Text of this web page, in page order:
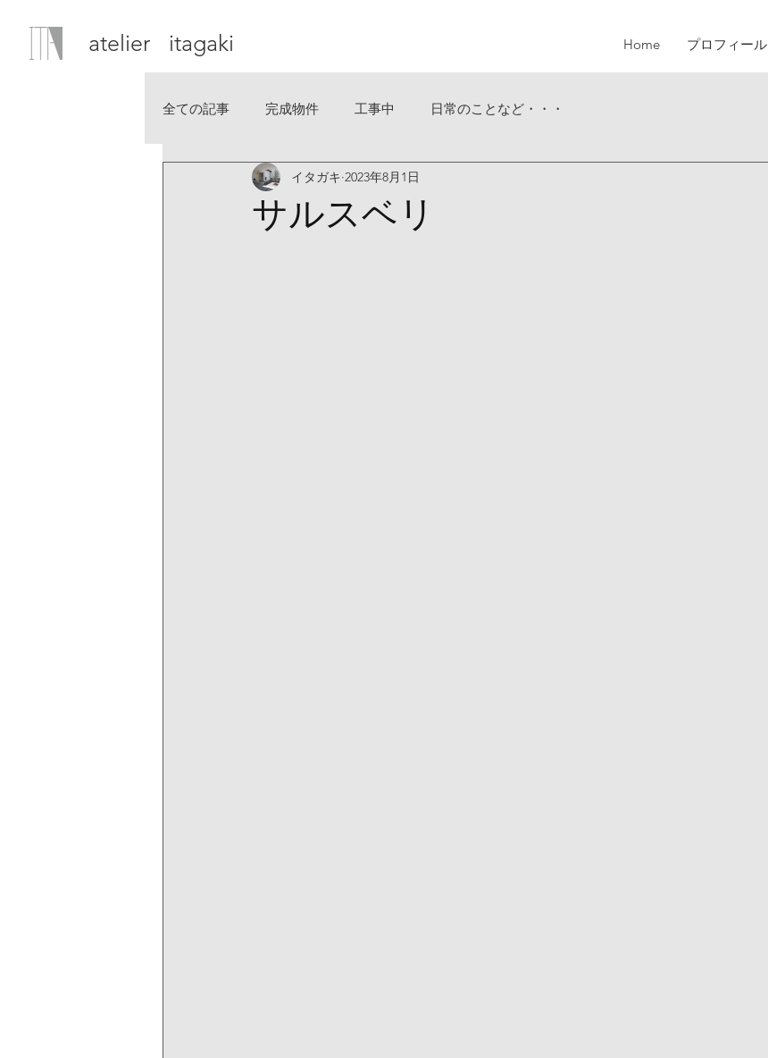
atelier itagaki Home プロフィール
全ての記事 完成物件 工事中 日常のことなど・・・
サルスベリ
イタガキ 2023年8月1日